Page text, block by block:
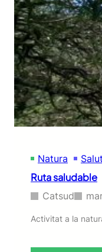
Natura Salut
Ruta saludable
Catsud
Activitat a la